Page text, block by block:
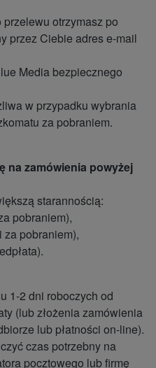
otrzymasz po
przez Ciebie adres e-mail
Media bezpiecznego
w przypadku wybrania
za pobraniem.
na zamówienia powyżej
starannością:
pobraniem),
za pobraniem),
1-2 dni roboczych od
(lub złożenia zamówienia
lub płatności on-line).
czas potrzebny na
pocztowego lub firmę